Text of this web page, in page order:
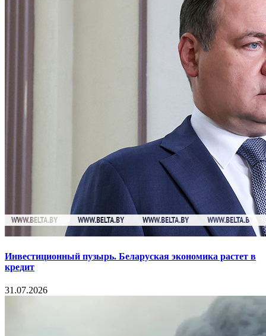
Инвестиционный пузырь. Беларуская экономика растет в
кредит
31.07.2026